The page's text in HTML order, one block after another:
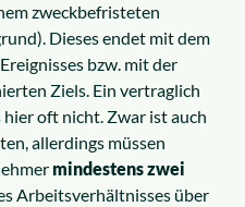
zweckbefristeten
Dieses endet mit dem
bzw. mit der
Ziels. Ein vertraglich
oft nicht. Zwar ist auch
allerdings müssen
mindestenszwei
Arbeitsverhältnisses über